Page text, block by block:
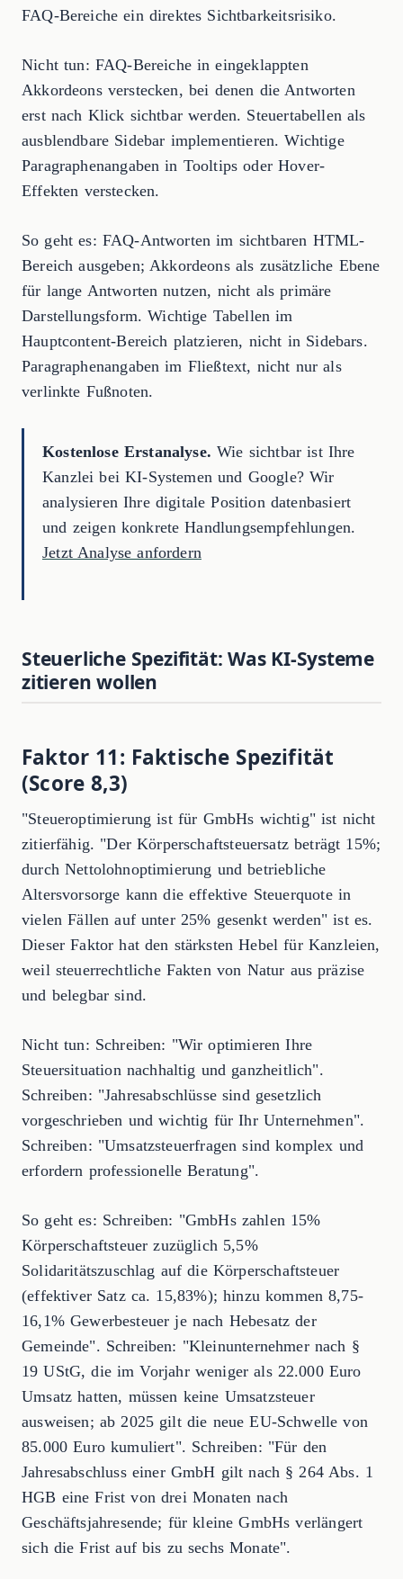
FAQ-Bereiche ein direktes Sichtbarkeitsrisiko.
Nicht tun: FAQ-Bereiche in eingeklappten
Akkordeons verstecken, bei denen die Antworten
erst nach Klick sichtbar werden. Steuertabellen als
ausblendbare Sidebar implementieren. Wichtige
Paragraphenangaben in Tooltips oder Hover-
Effekten verstecken.
So geht es: FAQ-Antworten im sichtbaren HTML-
Bereich ausgeben; Akkordeons als zusätzliche Ebene
für lange Antworten nutzen, nicht als primäre
Darstellungsform. Wichtige Tabellen im
Hauptcontent-Bereich platzieren, nicht in Sidebars.
Paragraphenangaben im Fließtext, nicht nur als
verlinkte Fußnoten.
Kostenlose Erstanalyse. Wie sichtbar ist Ihre
Kanzlei bei KI-Systemen und Google? Wir
analysieren Ihre digitale Position datenbasiert
und zeigen konkrete Handlungsempfehlungen.
Jetzt Analyse anfordern
Steuerliche Spezifität: Was KI-Systeme
zitieren wollen
Faktor 11: Faktische Spezifität
(Score 8,3)
"Steueroptimierung ist für GmbHs wichtig" ist nicht
zitierfähig. "Der Körperschaftsteuersatz beträgt 15%;
durch Nettolohnoptimierung und betriebliche
Altersvorsorge kann die effektive Steuerquote in
vielen Fällen auf unter 25% gesenkt werden" ist es.
Dieser Faktor hat den stärksten Hebel für Kanzleien,
weil steuerrechtliche Fakten von Natur aus präzise
und belegbar sind.
Nicht tun: Schreiben: "Wir optimieren Ihre
Steuersituation nachhaltig und ganzheitlich".
Schreiben: "Jahresabschlüsse sind gesetzlich
vorgeschrieben und wichtig für Ihr Unternehmen".
Schreiben: "Umsatzsteuerfragen sind komplex und
erfordern professionelle Beratung".
So geht es: Schreiben: "GmbHs zahlen 15%
Körperschaftsteuer zuzüglich 5,5%
Solidaritätszuschlag auf die Körperschaftsteuer
(effektiver Satz ca. 15,83%); hinzu kommen 8,75-
16,1% Gewerbesteuer je nach Hebesatz der
Gemeinde". Schreiben: "Kleinunternehmer nach §
19 UStG, die im Vorjahr weniger als 22.000 Euro
Umsatz hatten, müssen keine Umsatzsteuer
ausweisen; ab 2025 gilt die neue EU-Schwelle von
85.000 Euro kumuliert". Schreiben: "Für den
Jahresabschluss einer GmbH gilt nach § 264 Abs. 1
HGB eine Frist von drei Monaten nach
Geschäftsjahresende; für kleine GmbHs verlängert
sich die Frist auf bis zu sechs Monate".